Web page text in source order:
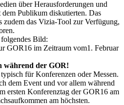
über Herausforderungen und
Publikum diskutierten. Das
zudem das Vizia-Tool zur Verfügung,
Bild:
GOR16 im Zeitraum vom1. Februar
während der GOR!
für Konferenzen oder Messen.
dem Event und vor allem während
ersten Konferenztag der GOR16 am
am höchsten.